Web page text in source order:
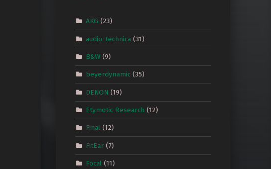
AKG (23)
audio-technica (31)
B&W(9)
beyerdynamic(35)
DENON (19)
Etymotic Research (12)
Final (12)
FitEar(7)
Focal (11)